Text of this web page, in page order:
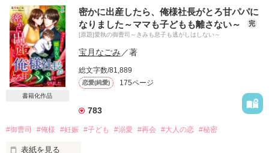
娘・星來(3)を産み育てるシングルマザーの
加賀美 月(27)
誰にも言えない星來の父親は
今をときめくクールでミステリアスな
実力派の人気俳優
陽生 日華(30)
一人で出産した月。
書籍化作品
密かに出産したら、俺様社長がとろ甘パパに
なりました～ママも子どもも離さない～
完
[原題]愛執の御曹司～きみも息子も逃がしはしない～
宝月なごみ ／著
総文字数/81,889
恋愛(純愛) 175ページ
783
#御曹司 #俺様 #妊娠 #子ども #溺愛 #再会 #大人の恋 #秘密
表紙を見る